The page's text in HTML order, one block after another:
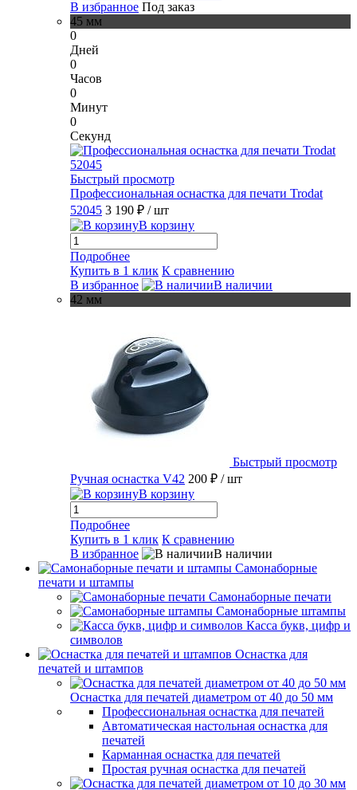
В избранное Под заказ
45 мм
0
Дней
0
Часов
0
Минут
0
Секунд
Быстрый просмотр
Профессиональная оснастка для печати Trodat
52045 3 190 ₽ / шт
В корзину
Подробнее
Купить в 1 клик К сравнению
В избранное
В наличии
42 мм
Быстрый просмотр
Ручная оснастка V42 200 ₽ / шт
В корзину
Подробнее
Купить в 1 клик К сравнению
В избранное
В наличии
Самонаборные
печати и штампы
Самонаборные печати
Самонаборные штампы
Касса букв, цифр и
символов
Оснастка для
печатей и штампов
Оснастка для печатей диаметром от 40 до 50 мм
Профессиональная оснастка для печатей
Автоматическая настольная оснастка для
печатей
Карманная оснастка для печатей
Простая ручная оснастка для печатей